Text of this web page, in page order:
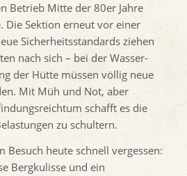
Betrieb Mitte der 80er Jahre
Die Sektion erneut vor einer
Sicherheitsstandards ziehen
nach sich – bei der Wasser-
der Hütte müssen völlig neue
Mit Müh und Not, aber
schafft es die
zu schultern.
Besuch heute schnell vergessen:
Bergkulisse und ein